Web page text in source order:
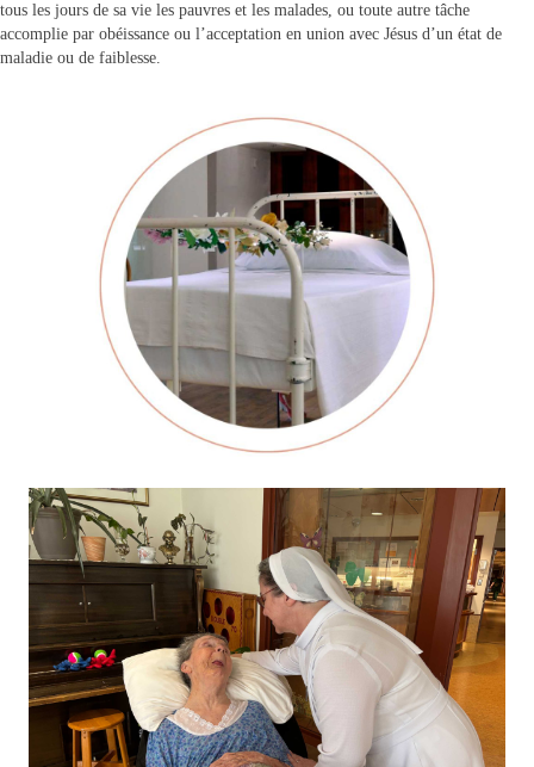
tous les jours de sa vie les pauvres et les malades, ou toute autre tâche
accomplie par obéissance ou l’acceptation en union avec Jésus d’un état de
maladie ou de faiblesse.